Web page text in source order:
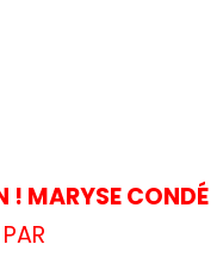
! MARYSE CONDÉ